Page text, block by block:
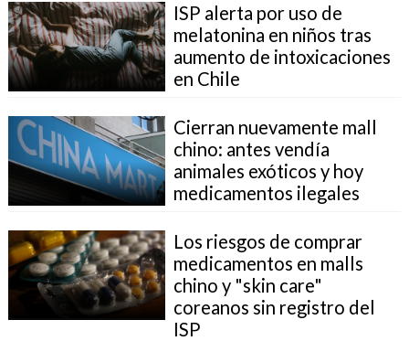
ISP alerta por uso de
melatonina en niños tras
aumento de intoxicaciones
en Chile
Cierran nuevamente mall
chino: antes vendía
animales exóticos y hoy
medicamentos ilegales
Los riesgos de comprar
medicamentos en malls
chino y "skin care"
coreanos sin registro del
ISP